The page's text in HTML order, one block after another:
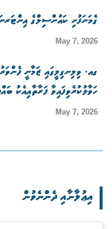
ގެމަނަފުށި ކައުންސިލްގެ
May 7, 2026
ގއ. ވިލިނގިލީގައި ޒަމާނީ
ހަވާލުކުރެވިފައިވާ ފަރާތާއިއެކު
May 7, 2026
އިޢުލާނާއި ދެންނެވުން